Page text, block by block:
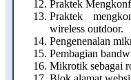
Praktek
Praktek
wireless outdoor.
Pengenenalan
Pembagian
Mikrotik sebagai